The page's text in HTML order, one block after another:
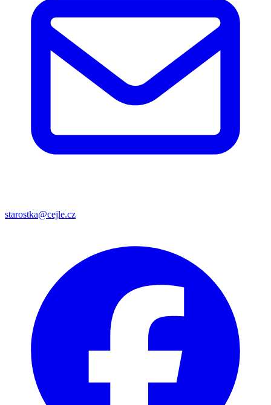
starostka@cejle.cz